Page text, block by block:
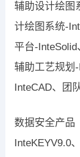
辅助设计绘图
计绘图系统-
平台-
辅助工艺规划
InteCAD、团
数据安全产品
InteKEYV9.0